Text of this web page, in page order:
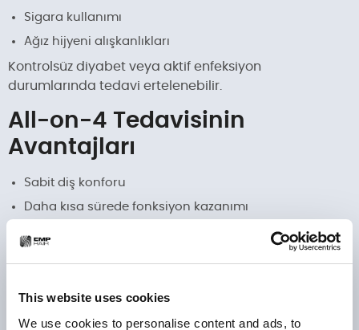
This website uses cookies
We use cookies to personalise content and ads, to
Sigara kullanımı
Ağız hijyeni alışkanlıkları
Kontrolsüz diyabet veya aktif enfeksiyon
durumlarında tedavi ertelenebilir.
All-on-4 Tedavisinin
Avantajları
Sabit diş konforu
Daha kısa sürede fonksiyon kazanımı
ilişkilidir.